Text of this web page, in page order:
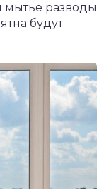
мытье разводы
будут